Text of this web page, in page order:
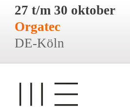
27 t/m 30 oktober
Orgatec
DE-Köln